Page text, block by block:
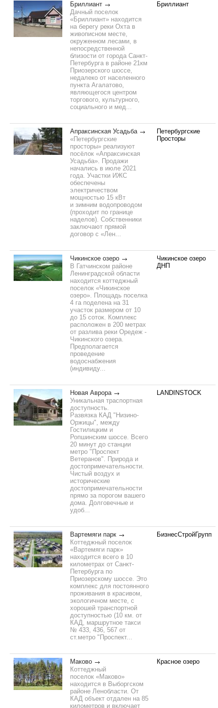
Бриллиант
Дачный поселок
«Бриллиант» находится
на берегу реки Охта в
живописном месте,
окруженном лесами, в
непосредственной
близости от города Санкт-
Петербурга в районе 21км
Приозерского шоссе,
недалеко от населенного
пункта Агалатово,
являющегося центром
торгового, культурного,
социального и мед...
Бриллиант
Апраксинская Усадьба
«Петербургские
просторы» реализуют
посёлок «Апраксинская
Усадьба». Продажи
начались в июле 2021
года. Участки ИЖС
обеспечены
электричеством
мощностью 15 кВт
и зимним водопроводом
(проходит по границе
наделов). Собственники
заключают прямой
договор с «Лен...
Петербургские
Просторы
Чикинское озеро
В Гатчинском районе
Ленинградской области
находится коттеджный
поселок «Чикинское
озеро». Площадь поселка
4 га поделена на 31
участок размером от 10
до 15 соток. Комплекс
расположен в 200 метрах
от разлива реки Оредеж -
Чикинского озера.
Предполагается
проведение
водоснабжения
(индивиду...
Чикинское озеро
ДНП
Новая Аврора
Уникальная траспортная
доступность.
Развязка КАД "Низино-
Оржицы", между
Гостилицким и
Ропшинским шоссе. Всего
20 минут до станции
метро "Проспект
Ветеранов". Природа и
достопримечательности.
Чистый воздух и
исторические
достопримечательности
прямо за порогом вашего
дома. Долговечные и
удоб...
LANDINSTOCK
Вартемяги парк
Коттеджный поселок
«Вартемяги парк»
находится всего в 10
километрах от Санкт-
Петербурга по
Приозерскому шоссе. Это
комплекс для постоянного
проживания в красивом,
экологичном месте, с
хорошей транспортной
доступностью (10 км. от
КАД, маршрутное такси
№ 433, 436, 567 от
ст.метро "Проспект...
БизнесСтройГрупп
Маково
Коттеджный
поселок «Маково»
находится в Выборгском
районе Ленобласти. От
КАД объект отдален на 85
километров и включает
Красное озеро